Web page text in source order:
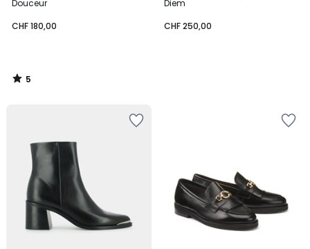
Douceur
CHF 180,00
5
5
/
Diem
CHF 250,00